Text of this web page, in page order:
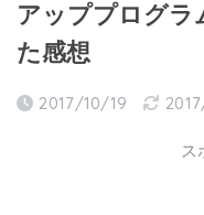
アッププログラ
た感想
2017/10/19
ス